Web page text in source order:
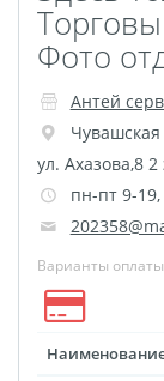
студенческого
Фотообложка
свидетельства
Фототетради и
блокноты
Портфолио
Замки с
Зажигалки
Украшение
Фото
Антей
Чувашская
ул. Ахазова,8 2
пн-пт 9-
Варианты оплаты